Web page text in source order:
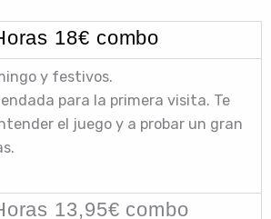
18€ combo
y festivos.
para la primera visita. Te
el juego y a probar un gran
13,95€ combo